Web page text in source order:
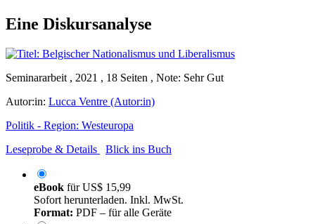
Eine Diskursanalyse
Seminararbeit , 2021 , 18 Seiten , Note: Sehr Gut
Autor:in: Lucca Ventre (Autor:in)
Politik - Region: Westeuropa
Leseprobe & Details
Blick ins Buch
eBook fürUS$ 15,99
Sofort herunterladen. Inkl. MwSt.
Format: PDF – für alle Geräte